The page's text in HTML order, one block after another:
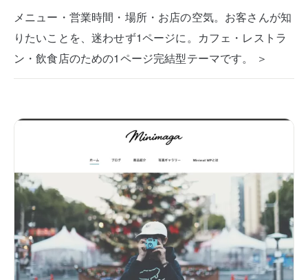
メニュー・営業時間・場所・お店の空気。お客さんが知
りたいことを、迷わせず1ページに。カフェ・レストラ
ン・飲食店のための1ページ完結型テーマです。 ＞